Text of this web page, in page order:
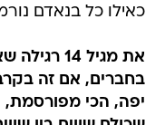
כאילו כל בנאדם
את מגיל
בחברים, אם זה
יפה, הכי